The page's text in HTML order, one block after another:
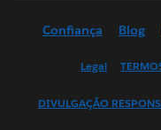
Confiança Blog
Legal
DIVULGAÇÃO